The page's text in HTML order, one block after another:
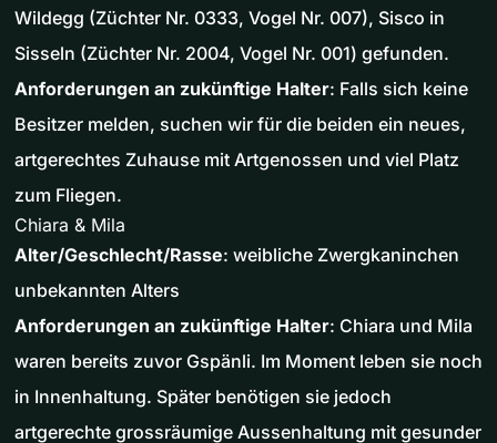
Wildegg (Züchter Nr. 0333, Vogel Nr. 007), Sisco in
Sisseln (Züchter Nr. 2004, Vogel Nr. 001) gefunden.
Anforderungen an zukünftige Halter: Falls sich keine
Besitzer melden, suchen wir für die beiden ein neues,
artgerechtes Zuhause mit Artgenossen und viel Platz
zum Fliegen.
Chiara & Mila
Alter/Geschlecht/Rasse: weibliche Zwergkaninchen
unbekannten Alters
Anforderungen an zukünftige Halter: Chiara und Mila
waren bereits zuvor Gspänli. Im Moment leben sie noch
in Innenhaltung. Später benötigen sie jedoch
artgerechte grossräumige Aussenhaltung mit gesunder